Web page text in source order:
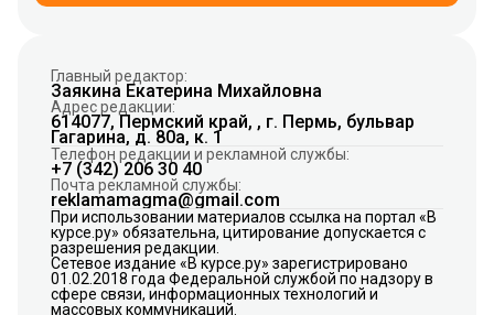
Главный редактор:
Заякина Екатерина Михайловна
Адрес редакции:
614077, Пермский край, , г. Пермь, бульвар
Гагарина, д. 80а, к. 1
Телефон редакции и рекламной службы:
+7 (342) 206 30 40
Почта рекламной службы:
reklamamagma@gmail.com
При использовании материалов ссылка на портал «В
курсе.ру» обязательна, цитирование допускается с
разрешения редакции.
Сетевое издание «В курсе.ру» зарегистрировано
01.02.2018 года Федеральной службой по надзору в
сфере связи, информационных технологий и
массовых коммуникаций.